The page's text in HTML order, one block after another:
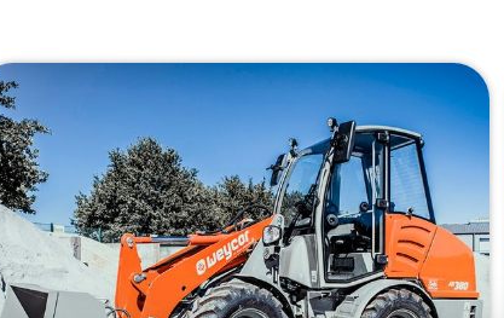
Pyöräkuormaaja Weycor AR380
3500 kg
Moottori:Kubota D1803 CR-T (37 kW)
Päästöluokka:Stage V
Kaatokuorma:1512/1336 kg